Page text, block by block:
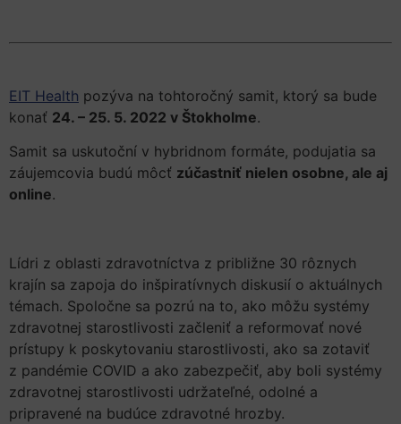
EIT Health pozýva na tohtoročný samit, ktorý sa bude
konať 24. – 25. 5. 2022 v Štokholme.
Samit sa uskutoční v hybridnom formáte, podujatia sa
záujemcovia budú môcť zúčastniť nielen osobne, ale aj
online.
Lídri z oblasti zdravotníctva z približne 30 rôznych
krajín sa zapoja do inšpiratívnych diskusií o aktuálnych
témach. Spoločne sa pozrú na to, ako môžu systémy
zdravotnej starostlivosti začleniť a reformovať nové
prístupy k poskytovaniu starostlivosti, ako sa zotaviť
z pandémie COVID a ako zabezpečiť, aby boli systémy
zdravotnej starostlivosti udržateľné, odolné a
pripravené na budúce zdravotné hrozby.